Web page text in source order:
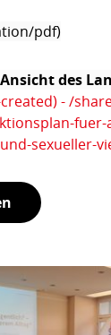
pdf)
des
- /
fuer-
sexueller-